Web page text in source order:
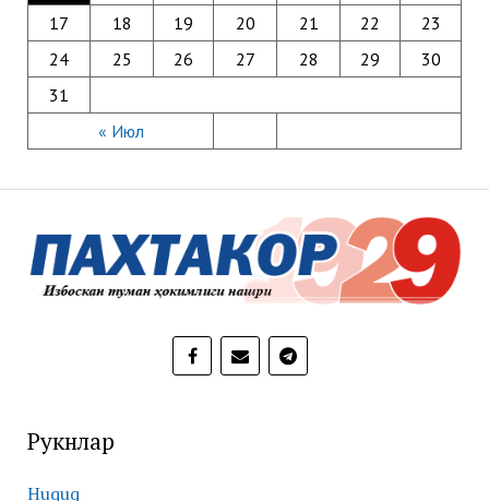
« Июл
17
18 19 20 21 22
23
24
25 26 27 28 29
30
31
Рукнлар
Huquq